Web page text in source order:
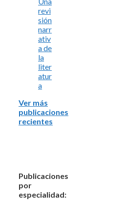
revi
sión
narr
ativ
a de
la
liter
atur
a
Ver más
publicaciones
recientes
Publicaciones
por
especialidad: